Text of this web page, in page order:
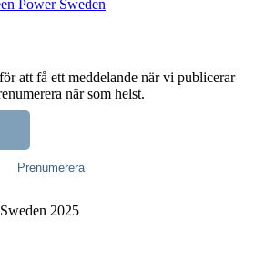
Power Sweden
att få ett meddelande när vi publicerar
när som helst.
2025